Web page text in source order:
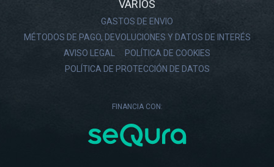
VARIOS
GASTOS DE ENVIO
MÉTODOS DE PAGO, DEVOLUCIONES Y DATOS DE INTERÉS
AVISO LEGAL
POLÍTICA DE COOKIES
POLÍTICA DE PROTECCIÓN DE DATOS
FINANCIA CON: